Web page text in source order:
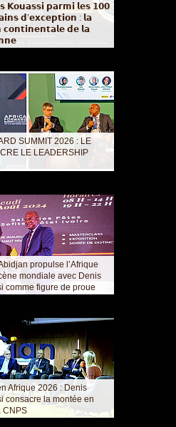
𝗞𝗼𝘂𝗮𝘀𝘀𝗶 𝗽𝗮𝗿𝗺𝗶 𝗹𝗲𝘀 𝟭𝟬𝟬
𝗱’𝗲𝘅𝗰𝗲𝗽𝘁𝗶𝗼𝗻 : 𝗹𝗮
𝗰𝗼𝗻𝘁𝗶𝗻𝗲𝗻𝘁𝗮𝗹𝗲 𝗱𝗲 𝗹𝗮
SUMMIT 2026 : LE
LE LEADERSHIP
propulse l’Afrique
mondiale avec Denis
comme figure de proue
Afrique 2026 : Denis
consacre la montée en
CNPS